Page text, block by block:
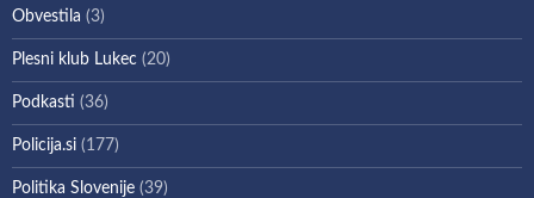
Obvestila (3)
Plesni klub Lukec (20)
Podkasti (36)
Policija.si (177)
Politika Slovenije (39)